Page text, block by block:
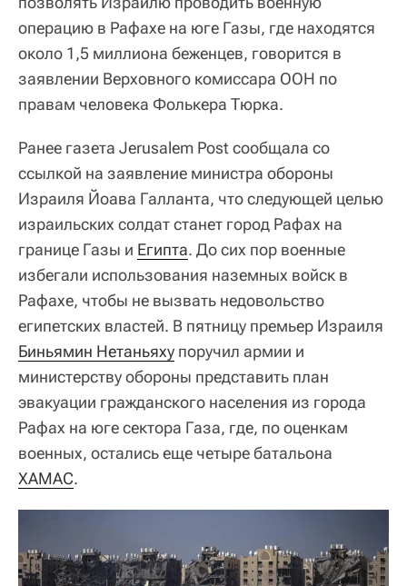
операцию в Рафахе на юге Газы, где находятся
около 1,5 миллиона беженцев, говорится в
заявлении Верховного комиссара ООН по
правам человека Фолькера Тюрка.
Ранее газета Jerusalem Post сообщала со
ссылкой на заявление министра обороны
Израиля Йоава Галланта, что следующей целью
израильских солдат станет город Рафах на
границе Газы и Египта. До сих пор военные
избегали использования наземных войск в
Рафахе, чтобы не вызвать недовольство
египетских властей. В пятницу премьер Израиля
Биньямин Нетаньяху поручил армии и
министерству обороны представить план
эвакуации гражданского населения из города
Рафах на юге сектора Газа, где, по оценкам
военных, остались еще четыре батальона
ХАМАС.